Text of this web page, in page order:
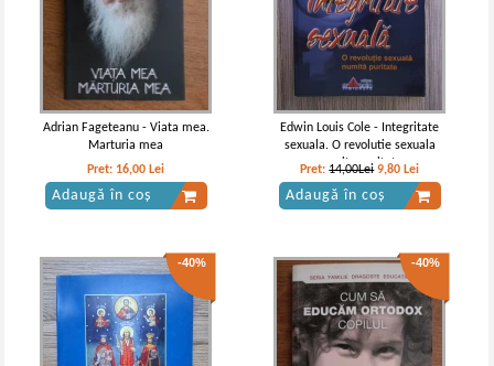
Adrian Fageteanu - Viata mea.
Marturia mea
Pret: 16,00 Lei
Adaugă în coș
Edwin Louis Cole - Integritate
sexuala. O revolutie sexuala
numita puritate
Pret:14,00Lei 9,80 Lei
Adaugă în coș
-40% -40%